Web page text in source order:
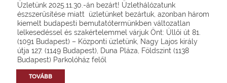
Üzletünk 2025.11.30.-án bezárt! Üzlethálózatunk
észszerűsítése miatt üzletünket bezártuk, azonban három
kiemelt budapesti bemutatótermünkben változatlan
lelkesedéssel és szakértelemmel várjuk Önt: Üllői út 81.
(1091 Budapest) – Központi üzletünk, Nagy Lajos király
útja 127. (1149 Budapest), Duna Pláza, Földszint (1138
Budapest) Parkolóház felől
TOVÁBB